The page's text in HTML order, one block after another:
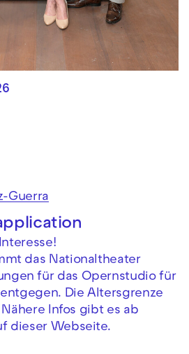
Guerra
das Nationaltheater
für das Opernstudio für
Die Altersgrenze
Infos gibt es ab
dieser Webseite.